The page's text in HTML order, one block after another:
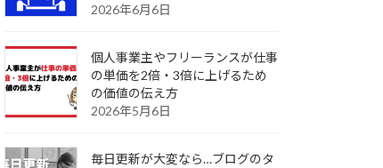
2026年6月6日
個人事業主やフリーランスが仕事
の単価を2倍・3倍に上げるため
の価値の伝え方
2026年5月6日
毎日更新が大変なら…ブログのタ